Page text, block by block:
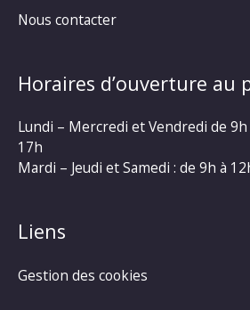
Nous contacter
Horaires d’ouverture au
Lundi – Mercredi et Vendredi de
17h
Mardi – Jeudi et Samedi : de 9h à
Liens
Gestion des cookies